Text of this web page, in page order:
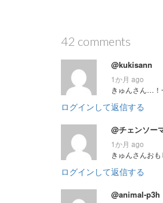
42 comments
@kukisann
1か月 ago
きゅんさん…！
ログインして返信する
@チェンソー
1か月 ago
きゅんさんお
ログインして返信する
@animal-p3h